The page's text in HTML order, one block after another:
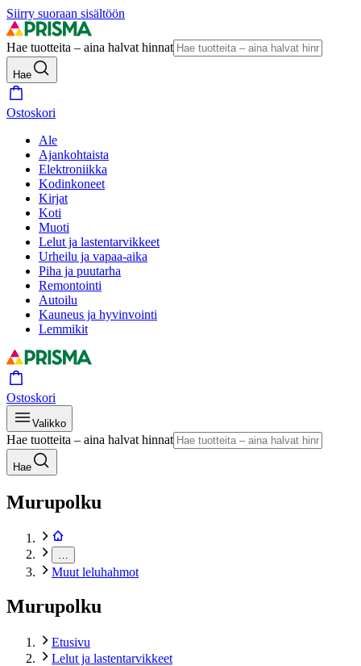
Siirry suoraan sisältöön
Hae tuotteita – aina halvat hinnat
Hae
Ostoskori
Ale
Ajankohtaista
Elektroniikka
Kodinkoneet
Kirjat
Koti
Muoti
Lelut ja lastentarvikkeet
Urheilu ja vapaa-aika
Piha ja puutarha
Remontointi
Autoilu
Kauneus ja hyvinvointi
Lemmikit
Ostoskori
Valikko
Hae tuotteita – aina halvat hinnat
Hae
Murupolku
Muut leluhahmot
Murupolku
Etusivu
Lelut ja lastentarvikkeet